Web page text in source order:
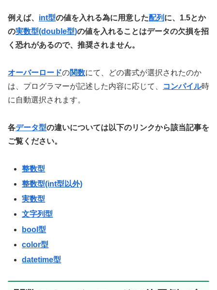
例えば、 int型の値を入れる為に用意した配列 に、1.5とか
の実数型(double型)の値を入れることはデータの欠損を招
く恐れがあるので、推奨されません。
オーバーロードの関数にて、どの書式が選択されたのか
は、プログラマーが記述した内容に応じて、
コンパイル時
に自動選択されます。
各データ型の違いについては以下のリンクから該当記事を
ご覧ください。
整数型
整数型(int型以外)
実数型
文字列型
bool型
color型
datetime型